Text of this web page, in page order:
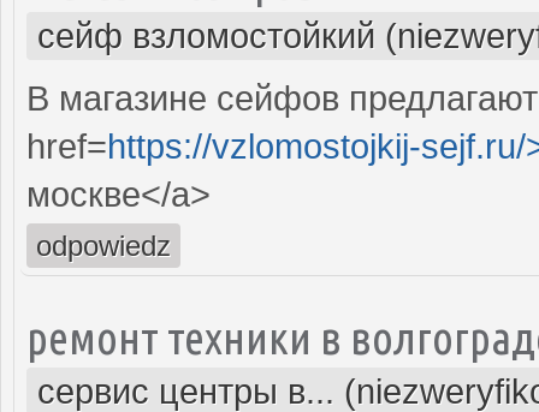
сейф взломостойкий
В магазине сейфов
href=https://vzlomostojkij-sejf.ru/
москве</a>
odpowiedz
ремонт техники в
сервис центры в...